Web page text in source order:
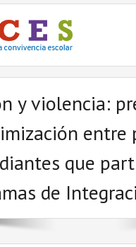
Recursos?
y violencia:
entre
que
de